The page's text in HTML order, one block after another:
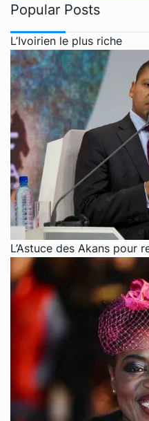
Popular Posts
L’Ivoirien le plus riche
L’Astuce des Akans pour